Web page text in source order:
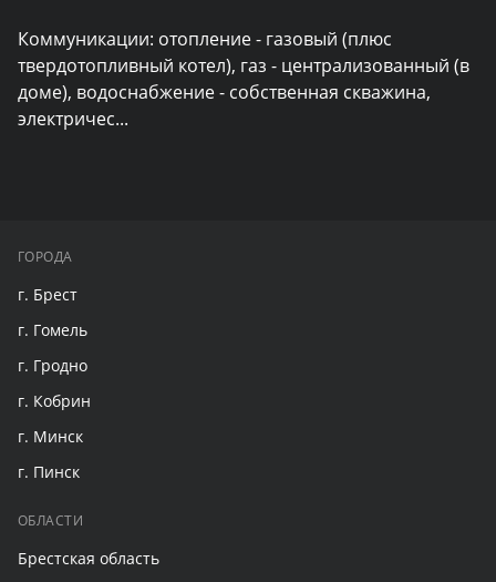
Коммуникации: отопление - газовый (плюс
твердотопливный котел), газ - централизованный (в
доме), водоснабжение - собственная скважина,
электричес...
ГОРОДА
г. Брест
г. Гомель
г. Гродно
г. Кобрин
г. Минск
г. Пинск
ОБЛАСТИ
Брестская область